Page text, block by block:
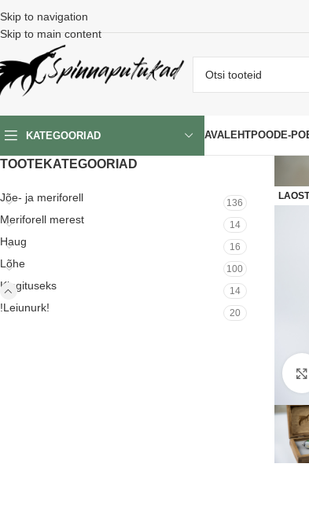
Skip to navigation
Skip to main content
KATEGOORIAD AVALEHTPOODE-
TOOTEKATEGOORIAD
Jõe- ja meriforell 136
Meriforell merest 14
Haug 16
Lõhe 100
Kingituseks 14
!Leiunurk! 20